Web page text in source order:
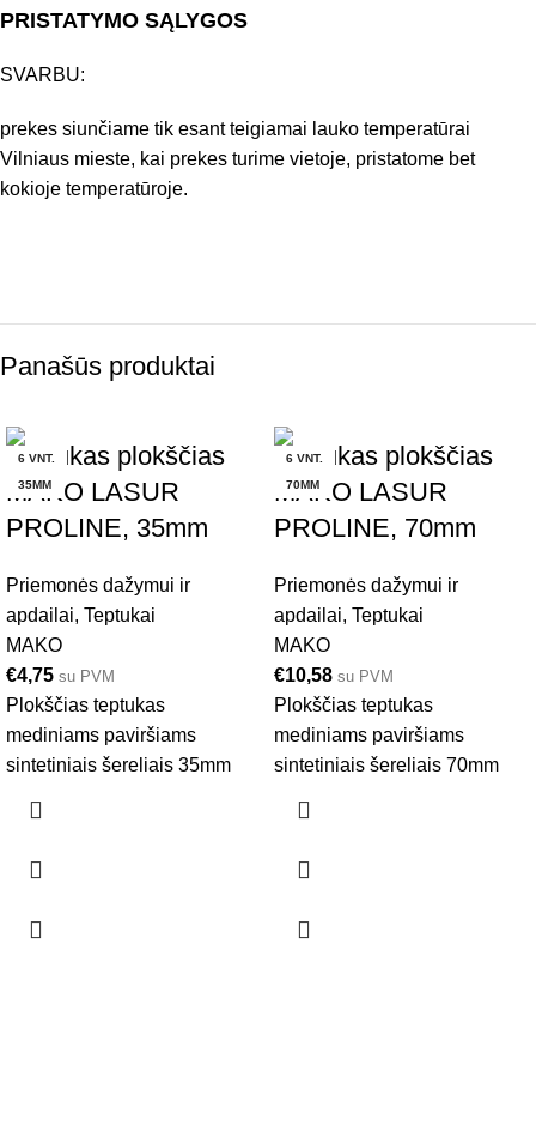
PRISTATYMO SĄLYGOS
SVARBU:
prekes siunčiame tik esant teigiamai lauko temperatūrai
Vilniaus mieste, kai prekes turime vietoje, pristatome bet
kokioje temperatūroje.
Panašūs produktai
6 VNT.
35MM
Teptukas plokščias
MAKO LASUR
PROLINE, 35mm
Priemonės dažymui ir
apdailai, Teptukai
MAKO
€4,75 su PVM
Plokščias teptukas
mediniams paviršiams
sintetiniais šereliais 35mm
6 VNT.
70MM
Teptukas plokščias
MAKO LASUR
PROLINE, 70mm
Priemonės dažymui ir
apdailai, Teptukai
MAKO
€10,58 su PVM
Plokščias teptukas
mediniams paviršiams
sintetiniais šereliais 70mm